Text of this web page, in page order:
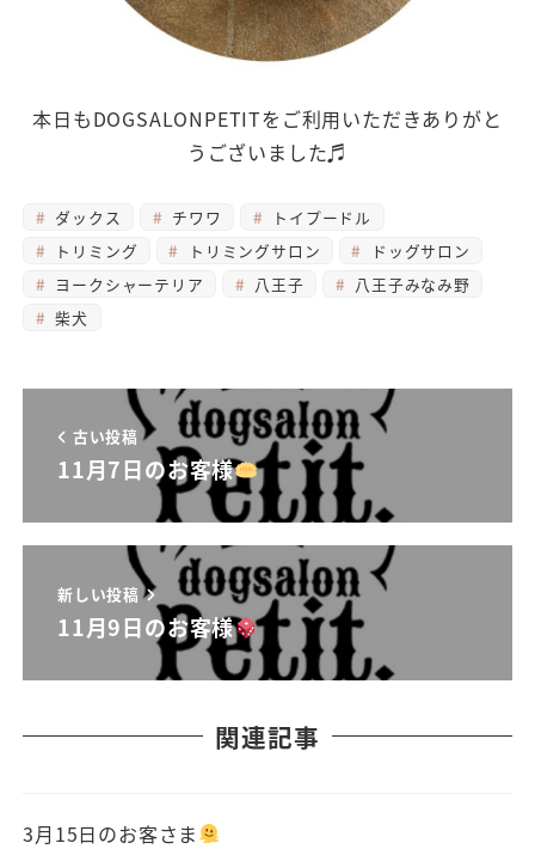
本日もDOGSALONPETITをご利用いただきありがと
うございました♬
ダックス チワワ
トイプードル
トリミング
トリミングサロン
ドッグサロン
ヨークシャーテリア
八王子
八王子みなみ野
柴犬
古い投稿
11月7日のお客様
新しい投稿
11月9日のお客様
関連記事
3月15日のお客さま